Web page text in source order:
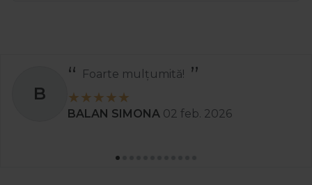
B
Foarte mulțumită!
BALAN SIMONA 02 feb. 2026